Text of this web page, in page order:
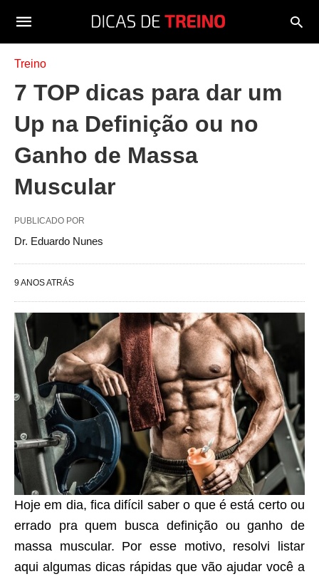
Treino
7 TOP dicas para dar um
Up na Definição ou no
Ganho de Massa
Muscular
PUBLICADO POR
Dr. Eduardo Nunes
9 ANOS ATRÁS
Hoje em dia, fica difícil saber o que é está certo ou
errado pra quem busca definição ou ganho de
massa muscular. Por esse motivo, resolvi listar
aqui algumas dicas rápidas que vão ajudar você a